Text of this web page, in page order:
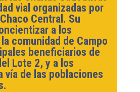
vial organizadas por
Central. Su
a los
comunidad de Campo
beneficiarios de
Lote 2, y a los
vía de las poblaciones